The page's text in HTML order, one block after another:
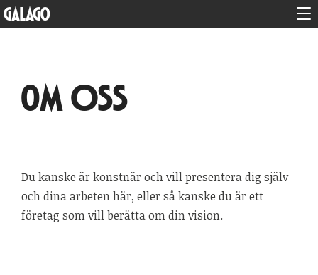
GALAGO
Om oss
Du kanske är konstnär och vill presentera dig själv
och dina arbeten här, eller så kanske du är ett
företag som vill berätta om din vision.